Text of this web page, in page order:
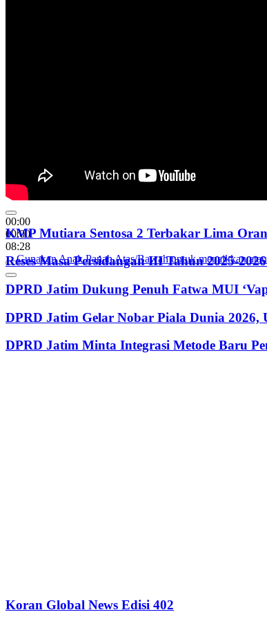
00:00
00:00
08:28
Gunakan Anak Panah Atas/Bawah untuk menaikkan
KMP Mutiara Sentosa 2 Terbakar Lima
Reses Masa Persidangan III Tahun 2025-
DPRD Jatim Dukung Penuh Fatwa MUI
DPRD Jatim Gelar Nobar Piala Dunia
DPRD Jatim Minta Integrasi Metode Baru
Koran Global News Edisi 402